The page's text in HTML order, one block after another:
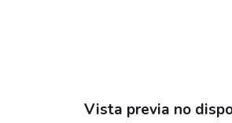
Vista previa no